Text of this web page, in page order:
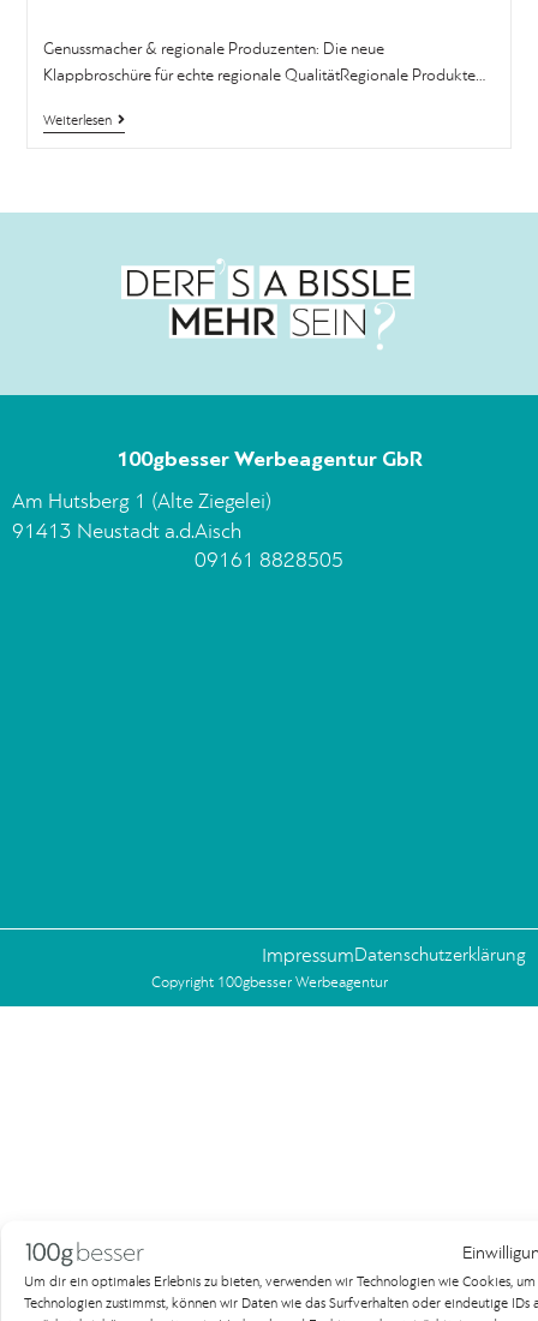
Um dir ein optimales Erlebnis zu bieten, verwenden wir Technologien wie Cookies,
Technologien zustimmst, können wir Daten wie das Surfverhalten oder eindeutige
Genussmacher & regionale Produzenten: Die neue
Klappbroschüre für echte regionale QualitätRegionale Produkte…
Weiterlesen
100gbesser Werbeagentur GbR
Am Hutsberg 1 (Alte Ziegelei)
91413 Neustadt a.d.Aisch
09161 8828505
Copyright 100gbesser Werbeagentur
Datenschutzerklärung
Impressum